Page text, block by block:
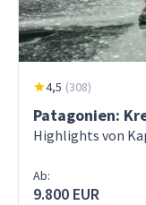
4,5 (308)
Patagonien:
Highlights von
Ab:
9.800 EUR